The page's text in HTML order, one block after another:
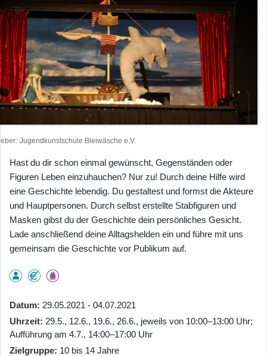
Jugendkunstschule Bleiwäsche e.V.
Hast du dir schon einmal gewünscht, Gegenständen oder
Figuren Leben einzuhauchen? Nur zu! Durch deine Hilfe wird
eine Geschichte lebendig. Du gestaltest und formst die Akteure
und Hauptpersonen. Durch selbst erstellte Stabfiguren und
Masken gibst du der Geschichte dein persönliches Gesicht.
Lade anschließend deine Alltagshelden ein und führe mit uns
gemeinsam die Geschichte vor Publikum auf.
Datum 29.05.2021 - 04.07.2021
Uhrzeit 29.5., 12.6., 19.6., 26.6., jeweils von 10:00–13:00 Uhr;
Aufführung am 4.7., 14:00–17:00 Uhr
Zielgruppe 10 bis 14 Jahre